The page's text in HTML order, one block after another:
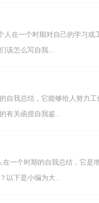
人在一个时期对自己的学习
该怎么写自我...
自我总结，它能够给人努力
有关函授自我鉴...
一个时期的自我总结，它是
以下是小编为大...